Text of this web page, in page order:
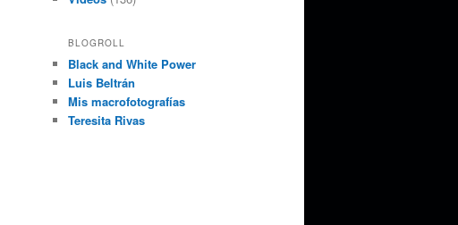
BLOGROLL
Black and White Power
Luis Beltrán
Mis macrofotografías
Teresita Rivas